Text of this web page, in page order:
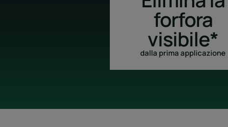
forfora
visibile*
dalla prima applicazione